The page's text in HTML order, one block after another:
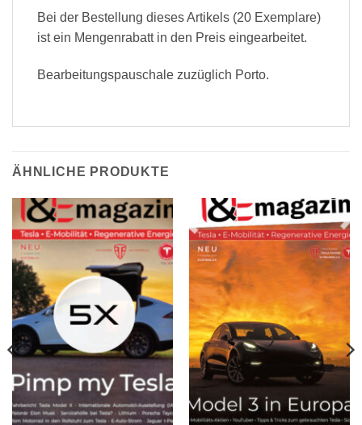
Bei der Bestellung dieses Artikels (20 Exemplare)
ist ein Mengenrabatt in den Preis eingearbeitet.
Bearbeitungspauschale zuzüglich Porto.
ÄHNLICHE PRODUKTE